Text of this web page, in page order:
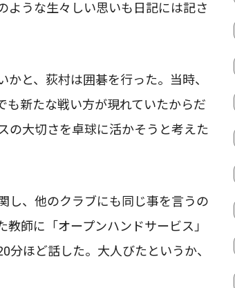
ような生々しい思いも日記には記さ
と、荻村は囲碁を行った。当時、
も新たな戦い方が現れていたからだ
の大切さを卓球に活かそうと考えた
し、他のクラブにも同じ事を言うの
師に「オープンハンドサービス」
ほど話した。大人びたというか、